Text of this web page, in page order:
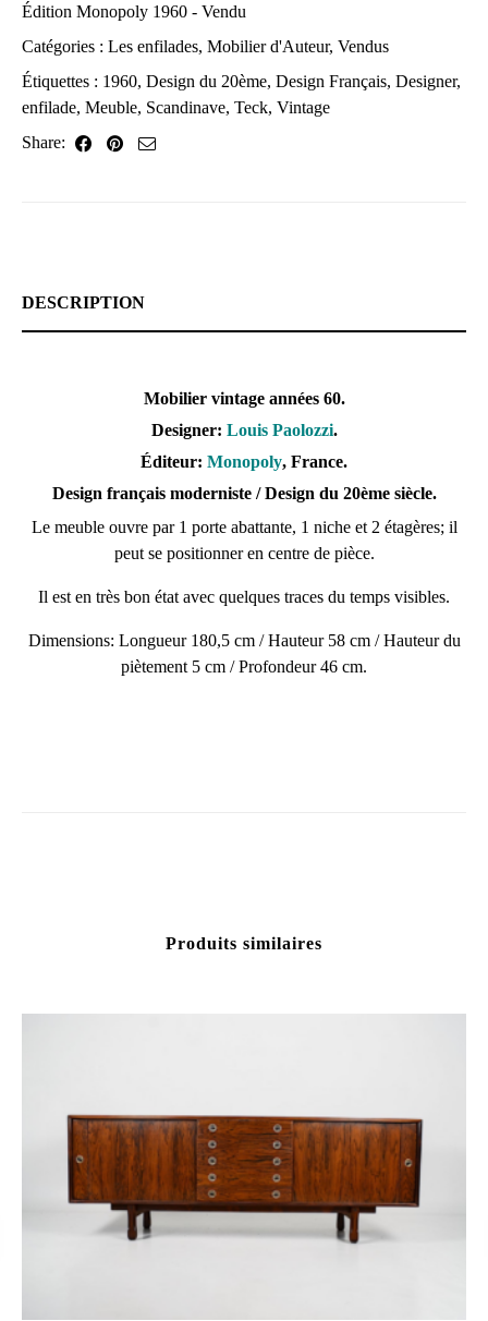
Édition Monopoly 1960 - Vendu
Catégories : Les enfilades, Mobilier d'Auteur, Vendus
Étiquettes : 1960, Design du 20ème, Design Français, Designer,
enfilade, Meuble, Scandinave, Teck, Vintage
Share:
DESCRIPTION
Mobilier vintage années 60.
Designer: Louis Paolozzi.
Éditeur: Monopoly, France.
Design français moderniste / Design du 20ème siècle.
Le meuble ouvre par 1 porte abattante, 1 niche et 2 étagères; il
peut se positionner en centre de pièce.
Il est en très bon état avec quelques traces du temps visibles.
Dimensions: Longueur 180,5 cm / Hauteur 58 cm / Hauteur du
piètement 5 cm / Profondeur 46 cm.
Produits similaires